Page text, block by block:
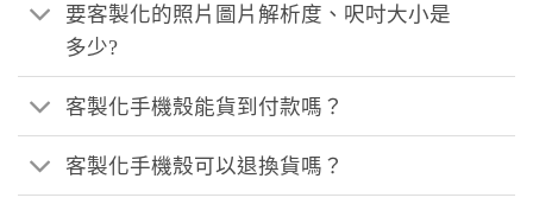
要客製化的照片圖片解析度、呎吋大小是
多少?
客製化手機殼能貨到付款嗎？
客製化手機殼可以退換貨嗎？